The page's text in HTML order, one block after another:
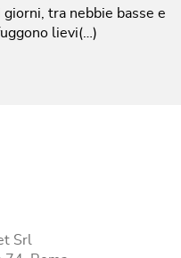
giorni, tra nebbie basse e
lievi(…)
Srl